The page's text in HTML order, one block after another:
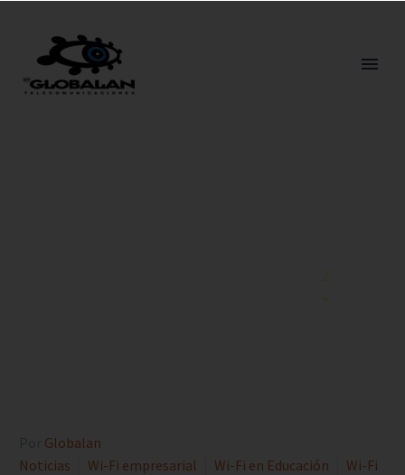
2
Globalan
Noticias
Wi-Fi empresarial Wi-Fi en Educación
Wi-Fi